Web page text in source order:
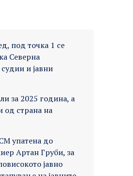
под точка 1 се
Северна
и јавни
за 2025 година, а
од страна на
упатена до
Артан Груби, за
јавно